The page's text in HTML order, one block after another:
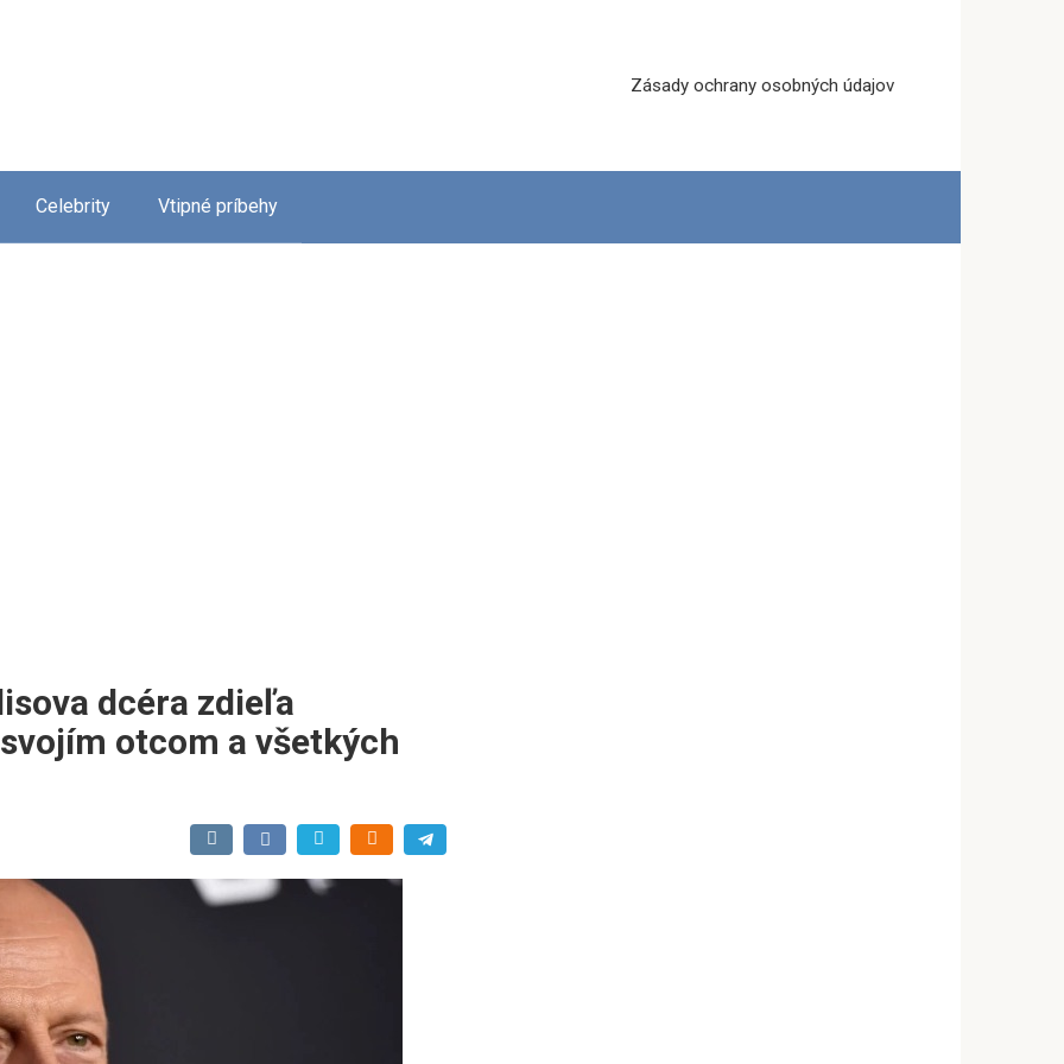
Zásady ochrany osobných údajov
Celebrity Vtipné príbehy
dcéra zdieľa
otcom a všetkých